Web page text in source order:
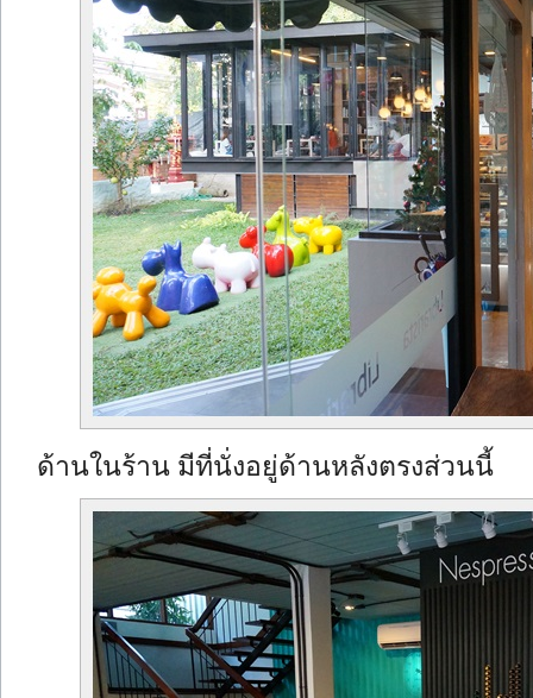
ด้านในร้าน มีที่นั่งอยู่ด้านหลังตรงส่วนนี้